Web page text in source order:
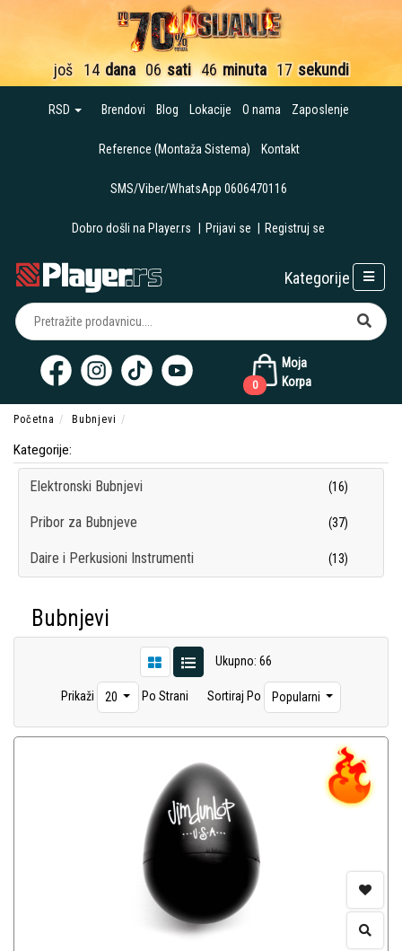
još 14 dana 06 sati 46 minuta 15 sekundi
RSD Brendovi Blog Lokacije O nama Zaposlenje
Reference (Montaža Sistema) Kontakt
SMS/Viber/WhatsApp 0606470116
Dobro došli na Player.rs Prijavi se Registruj se
Moja
Korpa
0
Kategorije
Početna Bubnjevi
Kategorije:
Elektronski Bubnjevi (16)
Pribor za Bubnjeve (37)
Daire i Perkusioni Instrumenti (13)
Bubnjevi
Ukupno: 66
Prikaži 20 Po Strani Sortiraj Po Popularni